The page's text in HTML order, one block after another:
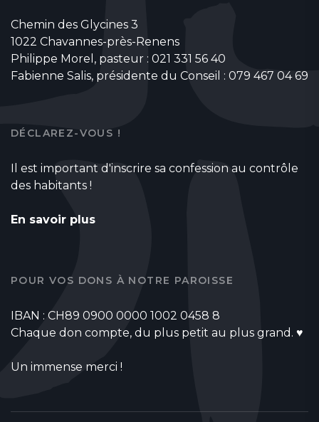
Chemin des Glycines 3
1022 Chavannes-près-Renens
Philippe Morel, pasteur : 021 331 56 40
Fabienne Salis, présidente du Conseil : 079 467 04 69
DÉCLAREZ-VOUS !
Il est important d'inscrire sa confession au contrôle
des habitants !
En savoir plus
POUR VOS DONS À NOTRE PAROISSE
IBAN : CH89 0900 0000 1002 0458 8
Chaque don compte, du plus petit au plus grand. ♥
Un immense merci !